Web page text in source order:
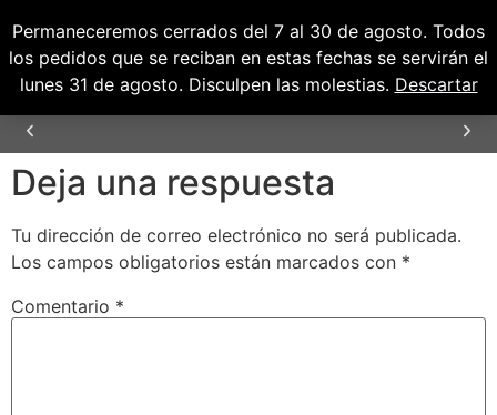
Permaneceremos cerrados del 7 al 30 de agosto. Todos
los pedidos que se reciban en estas fechas se servirán el
lunes 31 de agosto. Disculpen las molestias. Descartar
0,00€
0
ENVÍOS GRATUITOS PARA PENÍNSULA Y
BALEARES
Deja una respuesta
Tu dirección de correo electrónico no será publicada.
Los campos obligatorios están marcados con *
Comentario *